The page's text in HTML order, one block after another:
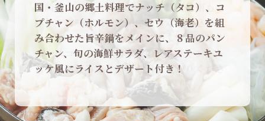
国・釜山の郷土料理でナッチ（タコ）、コ
プチャン（ホルモン）、セウ（海老）を組
み合わせた旨辛鍋をメインに、８品のパン
チャン、旬の海鮮サラダ、レアステーキユ
ッケ風にライスとデザート付き！